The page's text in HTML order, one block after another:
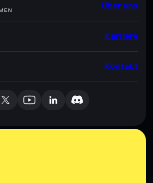
Über uns
Karriere
Kontakt